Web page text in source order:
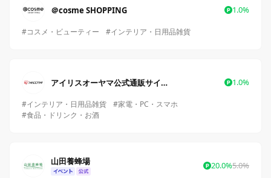
＠cosme SHOPPING 1.0%
#コスメ・ビューティー #インテリア・日用品雑貨
アイリスオーヤマ公式通販サイトアイリスプラザ 1.0%
#インテリア・日用品雑貨
#家電・PC・スマホ
#食品・ドリンク・お酒
山田養蜂場 20.0%5.0%